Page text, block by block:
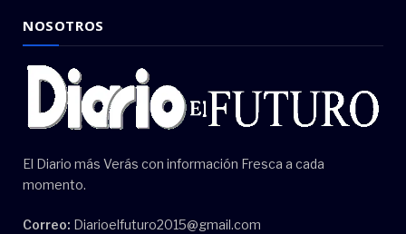
NOSOTROS
El Diario más Verás con información Fresca a cada
momento.
Correo: Diarioelfuturo2015@gmail.com